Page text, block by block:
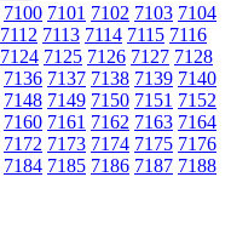
7100 7101 7102 7103 7104
7112 7113 7114 7115 7116
7124 7125 7126 7127 7128
7136 7137 7138 7139 7140
7148 7149 7150 7151 7152
7160 7161 7162 7163 7164
7172 7173 7174 7175 7176
7184 7185 7186 7187 7188